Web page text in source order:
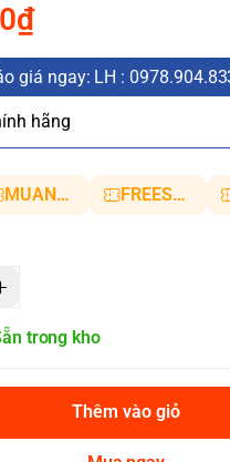
giá ngay: LH :
hãng
MUANHANH01 FREESHIP5
trong kho
Thêm vào giỏ